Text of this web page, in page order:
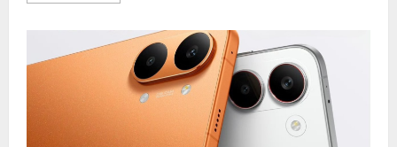
1kg
CNG
अल्ट्रोज